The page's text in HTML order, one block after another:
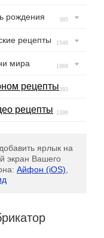
рождения 385
рецепты 1548
мира 1968
рецепты393
рецепты 1396
ярлык на
экран Вашего
Айфон (iOS)